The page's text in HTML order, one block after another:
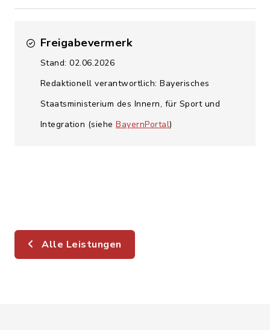
Freigabevermerk
Stand: 02.06.2026
Redaktionell verantwortlich: Bayerisches
Staatsministerium des Innern, für Sport und
Integration (siehe BayernPortal)
Alle Leistungen